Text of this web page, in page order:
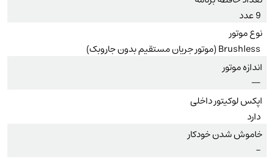
9 عدد
نوع موتور
Brushless (موتور جریان مستقیم بدون جاروبک)
اندازه موتور
—
اپکس لوکیتور داخلی
دارد
خاموش شدن خودکار
–